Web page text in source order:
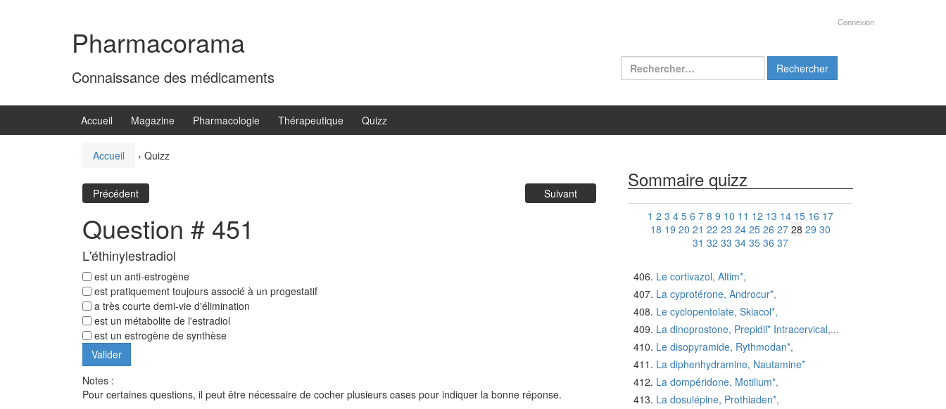
Pharmacorama
Connaissance des médicaments
Connexion
Rechercher :
Accueil Magazine Pharmacologie Thérapeutique Quizz
Accueil › Quizz
Précédent Suivant
Question # 451
L'éthinylestradiol
est un anti-estrogène
est pratiquement toujours associé à un progestatif
a très courte demi-vie d'élimination
est un métabolite de l'estradiol
est un estrogène de synthèse
Notes :
Pour certaines questions, il peut être nécessaire de cocher plusieurs cases pour indiquer la bonne réponse.
Sommaire quizz
1 2 3 4 5 6 7 8 9 10 11 12 13 14 15 16 17
18 19 20 21 22 23 24 25 26 27 28 29 30
31 32 33 34 35 36 37
Le cortivazol, Altim*,
La cyprotérone, Androcur*,
Le cyclopentolate, Skiacol*,
La dinoprostone, Prepidil* Intracervical,...
Le disopyramide, Rythmodan*,
La diphenhydramine, Nautamine*
La dompéridone, Motilium*,
La dosulépine, Prothiaden*,